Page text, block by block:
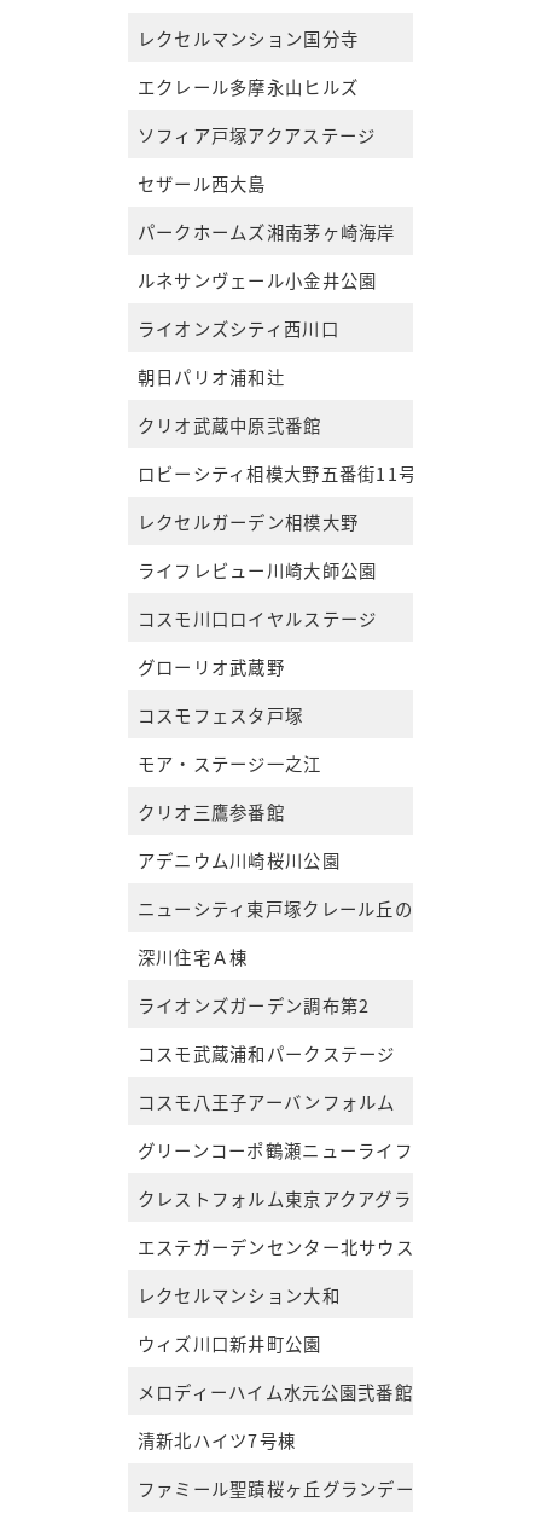
レクセルマンション国分寺
エクレール多摩永山ヒルズ
ソフィア戸塚アクアステージ
セザール西大島
パークホームズ湘南茅ヶ崎海岸
ルネサンヴェール小金井公園
ライオンズシティ西川口
朝日パリオ浦和辻
クリオ武蔵中原弐番館
ロビーシティ相模大野五番街11号棟
レクセルガーデン相模大野
ライフレビュー川崎大師公園
コスモ川口ロイヤルステージ
グローリオ武蔵野
コスモフェスタ戸塚
モア・ステージ一之江
クリオ三鷹参番館
アデニウム川崎桜川公園
ニューシティ東戸塚クレール丘の街5号棟
深川住宅Ａ棟
ライオンズガーデン調布第2
コスモ武蔵浦和パークステージ
コスモ八王子アーバンフォルム
グリーンコーポ鶴瀬ニューライフステージ
クレストフォルム東京アクアグランディオ
エステガーデンセンター北サウススクエア
レクセルマンション大和
ウィズ川口新井町公園
メロディーハイム水元公園弐番館
清新北ハイツ7号棟
ファミール聖蹟桜ヶ丘グランデージ